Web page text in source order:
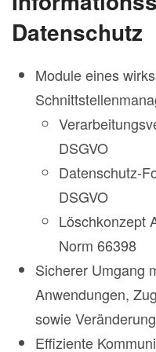
Datenschutz
Module eines
DSGVO
Datenschutz-
DSGVO
Löschkonzept
Norm 66398
Sicherer Umgang
Anwendungen,
sowie
Effiziente